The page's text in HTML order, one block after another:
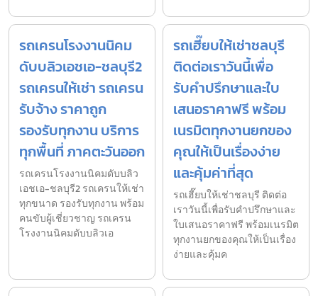
รถเครนโรงงานนิคม
ดับบลิวเอชเอ-ชลบุรี2
รถเครนให้เช่า รถเครน
รับจ้าง ราคาถูก
รองรับทุกงาน บริการ
ทุกพื้นที่ ภาคตะวันออก
รถเครนโรงงานนิคมดับบลิว
เอชเอ-ชลบุรี2 รถเครนให้เช่า
ทุกขนาด รองรับทุกงาน พร้อม
คนขับผู้เชี่ยวชาญ รถเครน
โรงงานนิคมดับบลิวเอ
รถเฮี๊ยบให้เช่าชลบุรี
ติดต่อเราวันนี้เพื่อ
รับคำปรึกษาและใบ
เสนอราคาฟรี พร้อม
เนรมิตทุกงานยกของ
คุณให้เป็นเรื่องง่าย
และคุ้มค่าที่สุด
รถเฮี๊ยบให้เช่าชลบุรี ติดต่อ
เราวันนี้เพื่อรับคำปรึกษาและ
ใบเสนอราคาฟรี พร้อมเนรมิต
ทุกงานยกของคุณให้เป็นเรื่อง
ง่ายและคุ้มค